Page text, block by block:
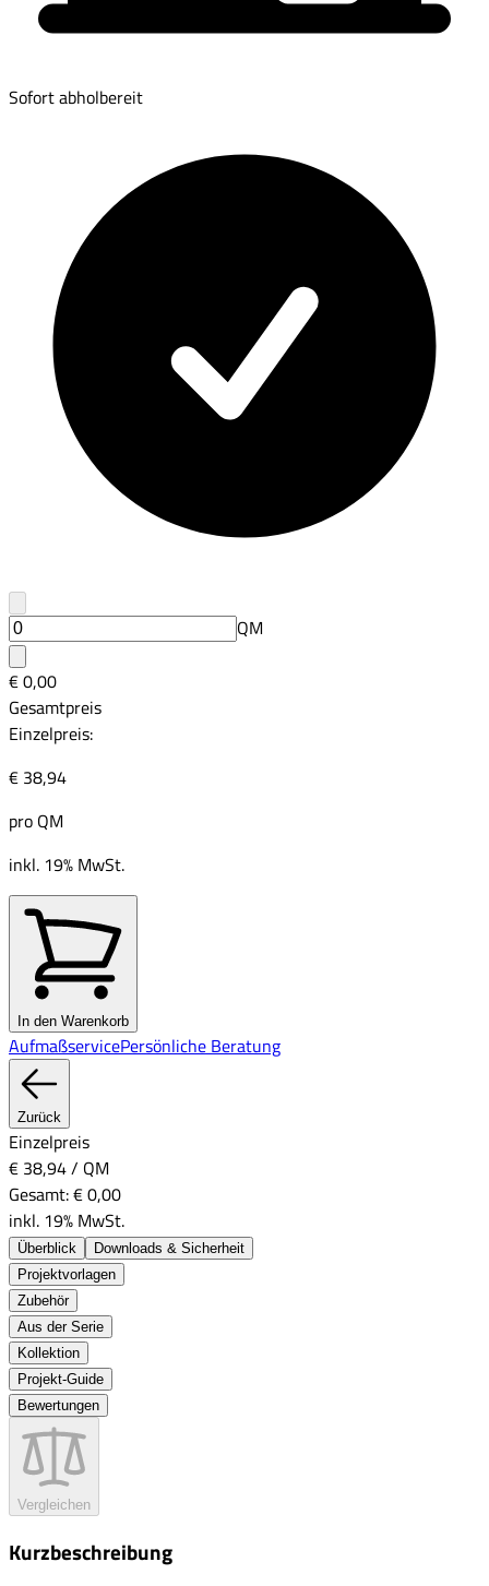
Sofort abholbereit
QM
€ 0,00
Gesamtpreis
Einzelpreis:
€ 38,94
pro QM
inkl. 19% MwSt.
In den Warenkorb
AufmaßservicePersönliche Beratung
Zurück
Einzelpreis
€ 38,94/ QM
Gesamt:€ 0,00
inkl. 19% MwSt.
Überblick
Downloads & Sicherheit
Projektvorlagen
Zubehör
Aus der Serie
Kollektion
Projekt-Guide
Bewertungen
Vergleichen
Kurzbeschreibung